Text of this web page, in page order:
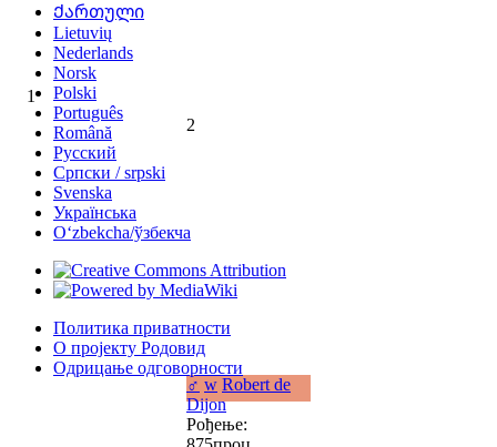
1
2
♂ w Robert de
Dijon
Рођење:
Ქართული
Lietuvių
Nederlands
Norsk
Polski
Português
Română
Русский
Српски / srpski
Svenska
Українська
Oʻzbekcha/ўзбекча
Политика приватности
О пројекту Родовид
Одрицање одговорности